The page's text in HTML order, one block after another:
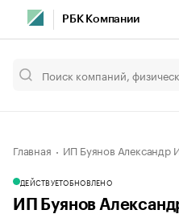
РБК Компании
Главная ИП Буянов Александр
ДЕЙСТВУЕТОБНОВЛЕНО
ИП Буянов